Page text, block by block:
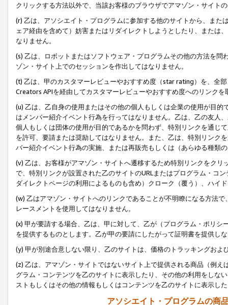
クリックする方法以外で、当該お客様のブラウザでアマゾン・サイト
(r) 乙は、アソシエイト・プログラムに参加する他のサイトから、ま
ェア経由を含めて）妨害またはリダイレクトしようとしたり、または
なりません。
(s) 乙は、ロボットまたはソフトウェア・プログラムその他の方法を
ゾン・サイト上でのセッションを作出してはなりません。
(t) 乙は、甲のカスタマーレビューやおすすめ度（star rating）を、全
Creators APIを経由してカスタマーレビューやおすすめ度へのリンクを
(u) 乙は、乙自身の使用またはその他の個人もしくは企業の使用が目
はメンバー紹介イベント行為を行ってはなりません。乙は、乙の友人
個人もしくは団体の使用が目的であるかを問わず、特別リンクを通じ
を許可、要請または奨励してはなりません。また、乙は、特別リンク
バー紹介イベント行為の実施、または再販売もしくは（あらゆる種類
(v) 乙は、お客様がアマゾン・サイトへ遷移するため特別リンクをク
で、特別リンクが設置された乙のサイトのURLまたはプログラム・コ
ダイレクトページの利用によるものも含め）クローク（覆う）、ハイ
(w) 乙はアマゾン・サイトへのリンクであることが不明瞭になる方法
レースメントを使用してはなりません。
(x) 甲が要請する場合、乙は、甲に対して、乙が（プログラム・ポリ
を提供するものとします。乙が甲の要請にしたがって証明書を提供し
(y) 甲が別途合意しない限り、乙のサイトは、価格のトラッキングお
(z) 乙は、アマゾン・サイトではないサイト上で提供される商品（例
グラム・コンテンツを乙のサイトに表示したり、その他の利用をしな
ストもしくはその他の情報もしくはコンテンツを乙のサイトに表示し
アソシエイト・プログラムの商